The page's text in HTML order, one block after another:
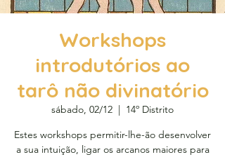
Workshops
introdutórios ao
tarô não divinatório
sábado, 02/12
  |
14º Distrito
Estes workshops permitir-lhe-ão desenvolver
a sua intuição, ligar os arcanos maiores para